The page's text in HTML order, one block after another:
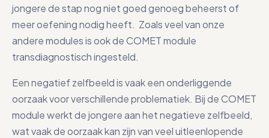
jongere de stap nog niet goed genoeg beheerst of
meer oefening nodig heeft. Zoals veel van onze
andere modules is ook de COMET module
transdiagnostisch ingesteld.
Een negatief zelfbeeld is vaak een onderliggende
oorzaak voor verschillende problematiek. Bij de COMET
module werkt de jongere aan het negatieve zelfbeeld,
wat vaak de oorzaak kan zijn van veel uitleenlopende